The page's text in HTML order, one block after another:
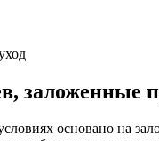
заложенные
основано на